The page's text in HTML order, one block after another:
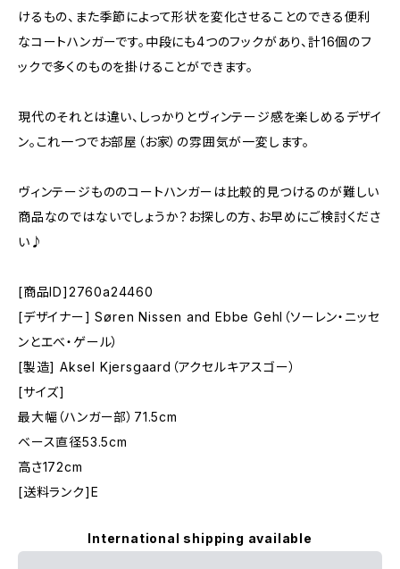
けるもの、また季節によって形状を変化させることのできる便利
なコートハンガーです。中段にも4つのフックがあり、計16個のフ
ックで多くのものを掛けることができます。
現代のそれとは違い、しっかりとヴィンテージ感を楽しめるデザイ
ン。これ一つでお部屋（お家）の雰囲気が一変します。
ヴィンテージもののコートハンガーは比較的見つけるのが難しい
商品なのではないでしょうか？お探しの方、お早めにご検討くださ
い♪
[商品ID]2760a24460
[デザイナー] Søren Nissen and Ebbe Gehl（ソーレン・ニッセ
ンとエべ・ゲール）
[製造] Aksel Kjersgaard（アクセルキアスゴー）
[サイズ]
最大幅（ハンガー部）71.5cm
ベース直径53.5cm
高さ172cm
[送料ランク]E
International shipping available